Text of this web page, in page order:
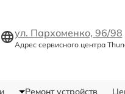
ул. Пархоменко, 96/98
Адрес сервисного центра
Ремонт устройств